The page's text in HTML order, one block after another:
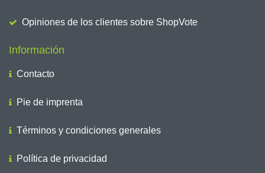
Opiniones de los clientes sobre ShopVote
Información
Contacto
Pie de imprenta
Términos y condiciones generales
Política de privacidad